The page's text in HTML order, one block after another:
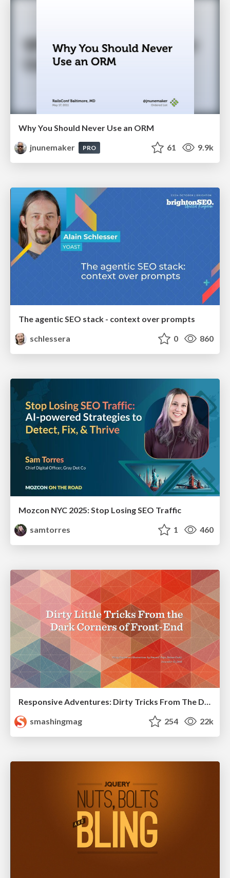
Why You Should Never Use an ORM
jnunemaker
PRO 61 9.9k
The agentic SEO stack - context over prompts
schlessera
0 860
Mozcon NYC 2025: Stop Losing SEO Traffic
samtorres
1 460
Responsive Adventures: Dirty Tricks From The Dark Corners of Front-End
smashingmag
254 22k